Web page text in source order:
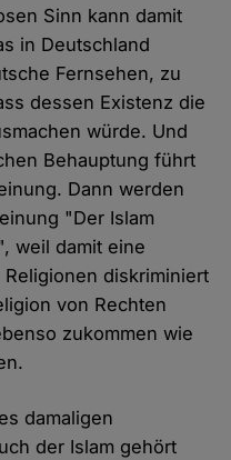
Sinn kann damit
in Deutschland
Fernsehen, zu
dessen Existenz die
würde. Und
Behauptung führt
Dann werden
"Der Islam
weil damit eine
diskriminiert
von Rechten
zukommen wie
damaligen
der Islam gehört